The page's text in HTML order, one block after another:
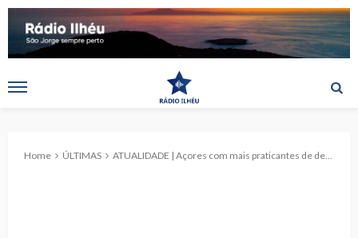
Home ÚLTIMAS ATUALIDADE | Açores com mais praticantes de desporto federados e melhor participação feminina em 18 anos